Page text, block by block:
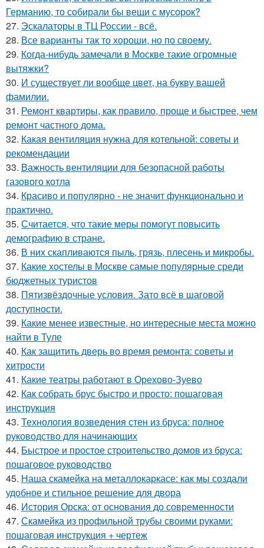
Германию, то собирали бы вещи с мусорок?
27. Эскалаторы в ТЦ России - всё.
28. Все варианты так то хороши, но по своему.
29. Когда-нибудь замечали в Москве такие огромные
вытяжки?
30. И существует ли вообще цвет, на букву вашей
фамилии.
31. Ремонт квартиры, как правило, проще и быстрее, чем
ремонт частного дома.
32. Какая вентиляция нужна для котельной: советы и
рекомендации
33. Важность вентиляции для безопасной работы
газового котла
34. Красиво и популярно - не значит функционально и
практично.
35. Считается, что такие меры помогут повысить
демографию в стране.
36. В них скапливаются пыль, грязь, плесень и микробы.
37. Какие хостелы в Москве самые популярные среди
бюджетных туристов
38. Пятизвёздочные условия. Зато всё в шаговой
доступности.
39. Какие менее известные, но интересные места можно
найти в Туле
40. Как защитить дверь во время ремонта: советы и
хитрости
41. Какие театры работают в Орехово-Зуево
42. Как собрать брус быстро и просто: пошаговая
инструкция
43. Технология возведения стен из бруса: полное
руководство для начинающих
44. Быстрое и простое строительство домов из бруса:
пошаговое руководство
45. Наша скамейка на металлокаркасе: как мы создали
удобное и стильное решение для двора
46. История Орска: от основания до современности
47. Скамейка из профильной трубы своими руками:
пошаговая инструкция + чертеж